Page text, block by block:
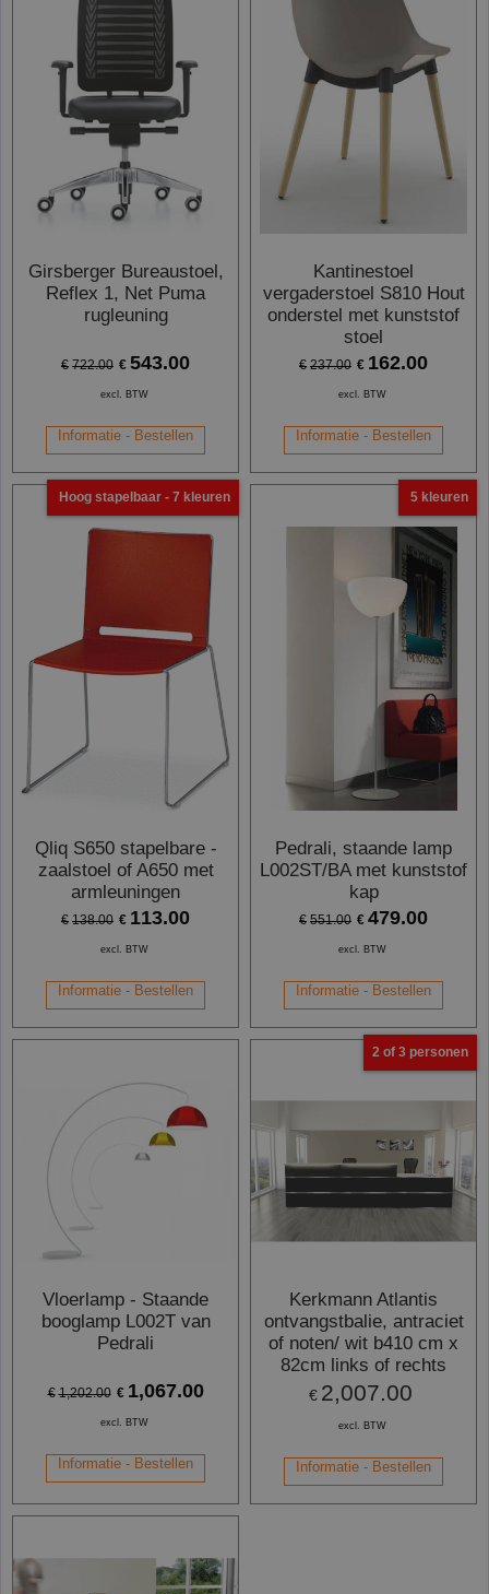
Girsberger Bureaustoel,
Reflex 1, Net Puma
rugleuning
€ 722.00 € 543.00
excl. BTW
Informatie - Bestellen
Kantinestoel
vergaderstoel S810 Hout
onderstel met kunststof
stoel
€ 237.00 € 162.00
excl. BTW
Informatie - Bestellen
Hoog stapelbaar - 7 kleuren
Qliq S650 stapelbare -
zaalstoel of A650 met
armleuningen
€ 138.00 € 113.00
excl. BTW
Informatie - Bestellen
5 kleuren
Pedrali, staande lamp
L002ST/BA met kunststof
kap
€ 551.00 € 479.00
excl. BTW
Informatie - Bestellen
Vloerlamp - Staande
booglamp L002T van
Pedrali
€ 1,202.00 € 1,067.00
excl. BTW
Informatie - Bestellen
2 of 3 personen
Kerkmann Atlantis
ontvangstbalie, antraciet
of noten/ wit b410 cm x
82cm links of rechts
€ 2,007.00
excl. BTW
Informatie - Bestellen